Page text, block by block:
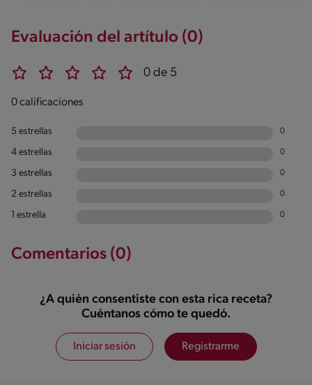
Evaluación del artítulo (0)
0 de 5
0 calificaciones
5 estrellas 0
4 estrellas 0
3 estrellas 0
2 estrellas 0
1 estrella 0
Comentarios (0)
¿A quién consentiste con esta rica receta?
Cuéntanos cómo te quedó.
Iniciar sesión Registrarme